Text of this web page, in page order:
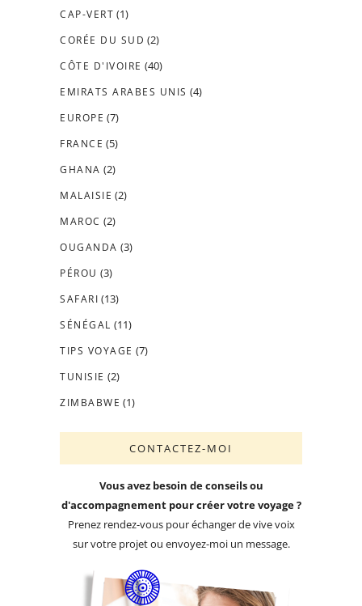
CAP-VERT (1)
CORÉE DU SUD (2)
CÔTE D'IVOIRE (40)
EMIRATS ARABES UNIS (4)
EUROPE (7)
FRANCE (5)
GHANA (2)
MALAISIE (2)
MAROC (2)
OUGANDA (3)
PÉROU (3)
SAFARI (13)
SÉNÉGAL (11)
TIPS VOYAGE (7)
TUNISIE (2)
ZIMBABWE (1)
CONTACTEZ-MOI
Vous avez besoin de conseils ou
d'accompagnement pour créer votre voyage ?
Prenez rendez-vous pour échanger de vive voix
sur votre projet ou envoyez-moi un message.